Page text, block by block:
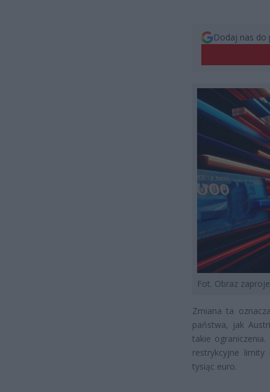
Dodaj nas do
Fot. Obraz
Zmiana ta
państwa, jak
takie
restrykcyjne
tysiąc euro.